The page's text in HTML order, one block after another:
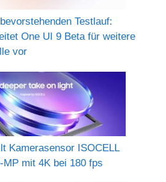
Testlauf:
One UI 9 Beta für weitere
vor
Kamerasensor ISOCELL
MP mit 4K bei 180 fps